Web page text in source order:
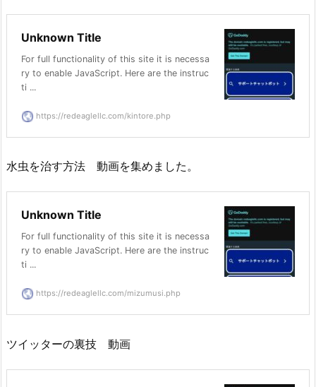
Unknown Title
For full functionality of this site it is necessa
ry to enable JavaScript. Here are the instruc
ti ...
https://redeaglellc.com/kintore.php
水虫を治す方法 動画を集めました。
Unknown Title
For full functionality of this site it is necessa
ry to enable JavaScript. Here are the instruc
ti ...
https://redeaglellc.com/mizumusi.php
ツイッターの裏技 動画